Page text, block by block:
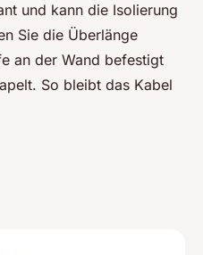
und kann die Isolierung
Sie die Überlänge
an der Wand befestigt
So bleibt das Kabel